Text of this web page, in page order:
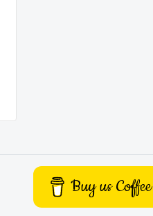
Buy us Coffee